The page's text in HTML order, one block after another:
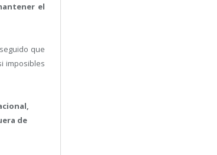
el
que
imposibles
de